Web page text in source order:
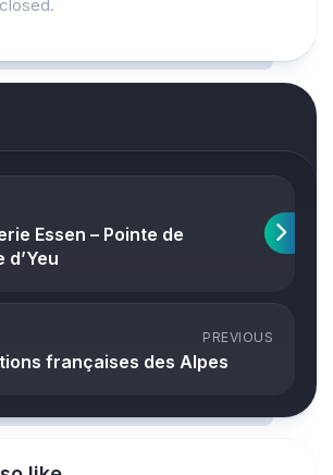
Essen – Pointe de
d’Yeu
PREVIOUS
françaises des Alpes